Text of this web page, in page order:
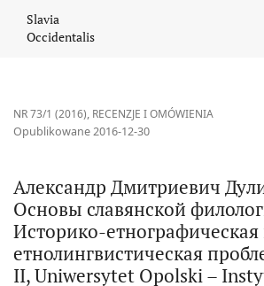
Slavia
Occidentalis
NR 73/1 (2016), RECENZJE I OMÓWIENIA
Александр Дмитриевич
Основы славянской
Историко-етнографическая
етнолингвистическая
II, Uniwersytet Opolski –
Opublikowane 2016-12-30